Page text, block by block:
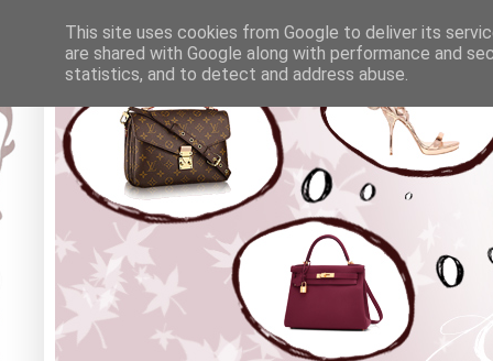
This site uses cookies from Google to deliver its
are shared with Google along with performance and
statistics, and to detect and address abuse.